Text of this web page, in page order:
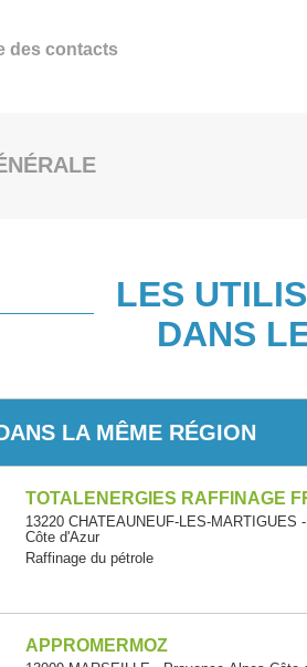
des contacts
LES
DANS
LA MÊME RÉGION
TOTALENERGIES RAFFINAGE
13220 CHATEAUNEUF-LES-MARTIGUES
Côte d'Azur
Raffinage du pétrole
APPROMERMOZ